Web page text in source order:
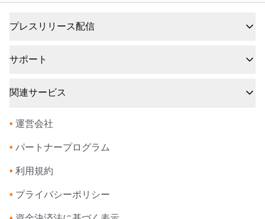
プレスリリース配信
サポート
関連サービス
• 運営会社
• パートナープログラム
• 利用規約
• プライバシーポリシー